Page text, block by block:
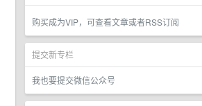
购买成为VIP，可查看文章或者RSS订阅
提交新专栏
我也要提交微信公众号